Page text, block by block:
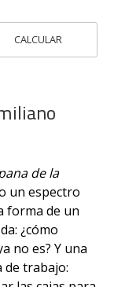
CALCULAR
de la
un espectro
forma de un
¿cómo
no es? Y una
de trabajo: